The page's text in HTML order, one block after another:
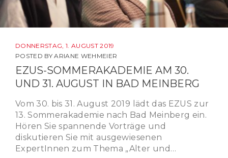
DONNERSTAG, 1. AUGUST 2019
POSTED BYARIANE WEHMEIER
EZUS-SOMMERAKADEMIE AM 30.
UND 31. AUGUST IN BAD MEINBERG
Vom 30. bis 31. August 2019 lädt das EZUS zur
13. Sommerakademie nach Bad Meinberg ein.
Hören Sie spannende Vorträge und
diskutieren Sie mit ausgewiesenen
ExpertInnen zum Thema „Alter und…